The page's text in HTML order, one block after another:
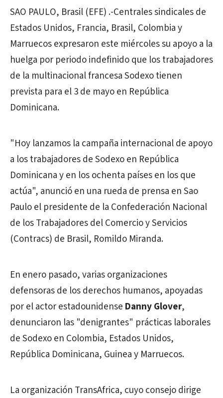
SAO PAULO, Brasil (EFE) .-Centrales sindicales de
Estados Unidos, Francia, Brasil, Colombia y
Marruecos expresaron este miércoles su apoyo a la
huelga por periodo indefinido que los trabajadores
de la multinacional francesa Sodexo tienen
prevista para el 3 de mayo en República
Dominicana.
"Hoy lanzamos la campaña internacional de apoyo
a los trabajadores de Sodexo en República
Dominicana y en los ochenta países en los que
actúa", anunció en una rueda de prensa en Sao
Paulo el presidente de la Confederación Nacional
de los Trabajadores del Comercio y Servicios
(Contracs) de Brasil, Romildo Miranda.
En enero pasado, varias organizaciones
defensoras de los derechos humanos, apoyadas
por el actor estadounidense Danny Glover,
denunciaron las "denigrantes" prácticas laborales
de Sodexo en Colombia, Estados Unidos,
República Dominicana, Guinea y Marruecos.
La organización TransAfrica, cuyo consejo dirige